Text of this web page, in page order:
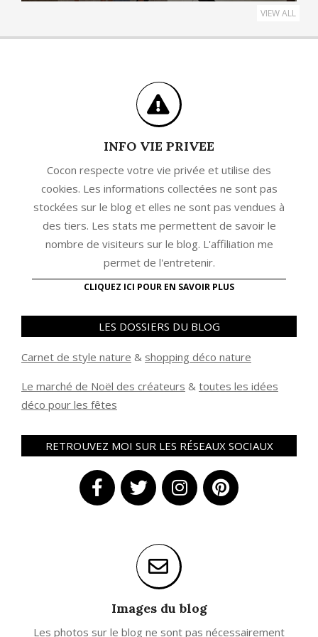
VIEW ALL
INFO VIE PRIVEE
Cocon respecte votre vie privée et utilise des
cookies. Les informations collectées ne sont pas
stockées sur le blog et elles ne sont pas vendues à
des tiers. Les stats me permettent de savoir le
nombre de visiteurs sur le blog. L'affiliation me
permet de l'entretenir.
CLIQUEZ ICI POUR EN SAVOIR PLUS
LES DOSSIERS DU BLOG
Carnet de style nature & shopping déco nature
Le marché de Noël des créateurs & toutes les idées
déco pour les fêtes
RETROUVEZ MOI SUR LES RÉSEAUX SOCIAUX
Images du blog
Les photos sur le blog ne sont pas nécessairement